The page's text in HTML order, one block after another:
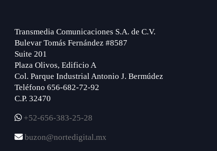
Transmedia Comunicaciones S.A. de C.V.
Bulevar Tomás Fernández #8587
Suite 201
Plaza Olivos, Edificio A
Col. Parque Industrial Antonio J. Bermúdez
Teléfono 656-682-72-92
C.P. 32470
+52-656-383-25-28
buzon@nortedigital.mx